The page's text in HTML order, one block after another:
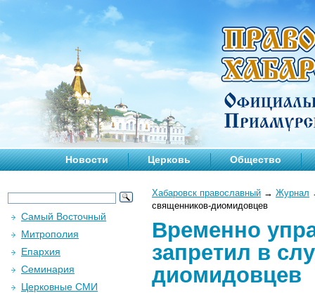
Новости Церковь Общество
Хабаровск православный → Журнал
священников-диомидовцев
Временно
запретил в
диомидовцев
Самый Восточный
Митрополия
Епархия
Семинария
Церковные СМИ